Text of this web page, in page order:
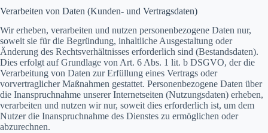
Verarbeiten von Daten (Kunden- und Vertragsdaten)
Wir erheben, verarbeiten und nutzen personenbezogene Daten nur,
soweit sie für die Begründung, inhaltliche Ausgestaltung oder
Änderung des Rechtsverhältnisses erforderlich sind (Bestandsdaten).
Dies erfolgt auf Grundlage von Art. 6 Abs. 1 lit. b DSGVO, der die
Verarbeitung von Daten zur Erfüllung eines Vertrags oder
vorvertraglicher Maßnahmen gestattet. Personenbezogene Daten über
die Inanspruchnahme unserer Internetseiten (Nutzungsdaten) erheben,
verarbeiten und nutzen wir nur, soweit dies erforderlich ist, um dem
Nutzer die Inanspruchnahme des Dienstes zu ermöglichen oder
abzurechnen.